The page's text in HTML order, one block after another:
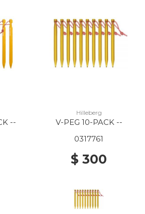
--
Hilleberg
V-PEG 10-PACK --
0317761
$ 300